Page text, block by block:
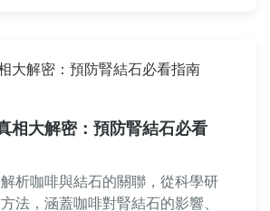
相大解密：預防腎結石必看
析咖啡與結石的關聯，從科學研
法，涵蓋咖啡對腎結石的影響、